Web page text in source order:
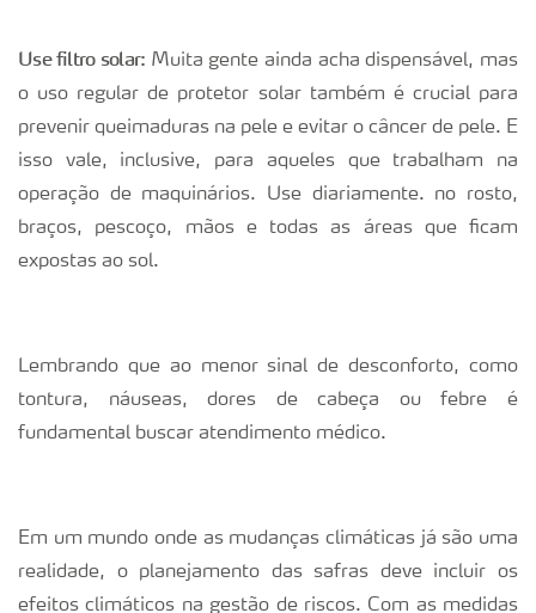
Use filtro solar: Muita gente ainda acha dispensável, mas
o uso regular de protetor solar também é crucial para
prevenir queimaduras na pele e evitar o câncer de pele. E
isso vale, inclusive, para aqueles que trabalham na
operação de maquinários. Use diariamente. no rosto,
braços, pescoço, mãos e todas as áreas que ficam
expostas ao sol.
Lembrando que ao menor sinal de desconforto, como
tontura, náuseas, dores de cabeça ou febre é
fundamental buscar atendimento médico.
Em um mundo onde as mudanças climáticas já são uma
realidade, o planejamento das safras deve incluir os
efeitos climáticos na gestão de riscos. Com as medidas